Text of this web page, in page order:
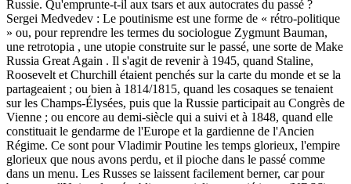
Russie. Qu'emprunte-t-il aux tsars et aux autocrates du passé ?
Sergei Medvedev : Le poutinisme est une forme de « rétro-politique
» ou, pour reprendre les termes du sociologue Zygmunt Bauman,
une retrotopia , une utopie construite sur le passé, une sorte de Make
Russia Great Again . Il s'agit de revenir à 1945, quand Staline,
Roosevelt et Churchill étaient penchés sur la carte du monde et se la
partageaient ; ou bien à 1814/1815, quand les cosaques se tenaient
sur les Champs-Élysées, puis que la Russie participait au Congrès de
Vienne ; ou encore au demi-siècle qui a suivi et à 1848, quand elle
constituait le gendarme de l'Europe et la gardienne de l'Ancien
Régime. Ce sont pour Vladimir Poutine les temps glorieux, l'empire
glorieux que nous avons perdu, et il pioche dans le passé comme
dans un menu. Les Russes se laissent facilement berner, car pour